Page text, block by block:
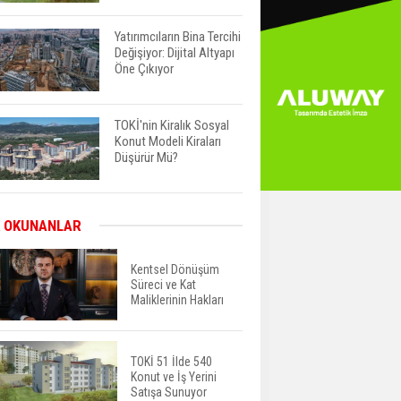
Yatırımcıların Bina Tercihi
Değişiyor: Dijital Altyapı
Öne Çıkıyor
TOKİ'nin Kiralık Sosyal
Konut Modeli Kiraları
Düşürür Mü?
Yüzde 16,2 Arttı
Konut Satışları Güçlü
Seyrini Korudu Yabancıya
Satış Geriledi
ABD'de İnşaat
OKUNANLAR
Kentsel Dönüşüm
Süreci ve Kat
Maliklerinin Hakları
TOKİ 51 İlde 540
Konut ve İş Yerini
Satışa Sunuyor